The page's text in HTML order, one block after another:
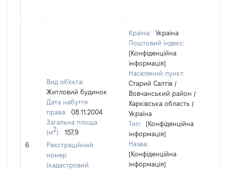
6
Вид об'єкта:
Житловий будинок
Дата набуття
права:
08.11.2004
Загальна площа
(м2):
157,9
Реєстраційний
номер
(кадастровий
Країна:
Україна
Поштовий індекс:
[Конфіденційна
інформація]
Населений пункт:
Старий Салтів /
Вовчанський район /
Харківська область /
Україна
Тип:
[Конфіденційна
інформація]
Назва:
[Конфіденційна
інформація]